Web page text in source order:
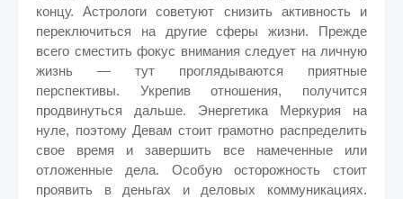
концу. Астрологи советуют снизить активность и
переключиться на другие сферы жизни. Прежде
всего сместить фокус внимания следует на личную
жизнь — тут проглядываются приятные
перспективы. Укрепив отношения, получится
продвинуться дальше. Энергетика Меркурия на
нуле, поэтому Девам стоит грамотно распределить
свое время и завершить все намеченные или
отложенные дела. Особую осторожность стоит
проявить в деньгах и деловых коммуникациях.